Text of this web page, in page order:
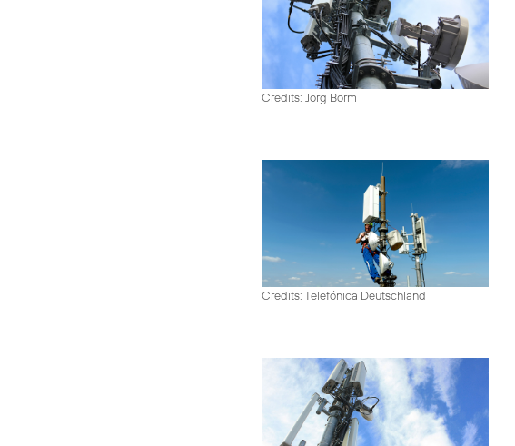
Credits: Jörg Borm
Credits: Telefónica Deutschland